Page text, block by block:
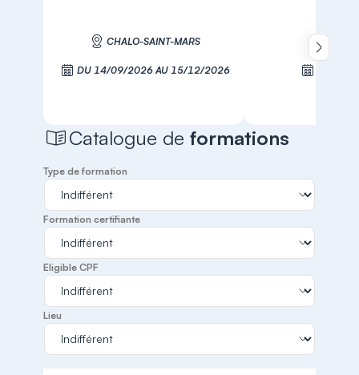
CHALO-SAINT-MARS
DU 14/09/2026 AU 15/12/2026
Défiler
Catalogue deformations
Type de formation
Formation certifiante
Eligible CPF
Lieu